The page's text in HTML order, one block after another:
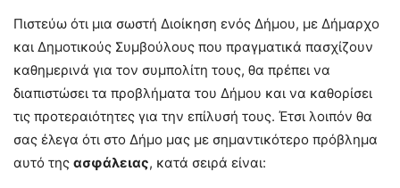
Πιστεύω ότι μια σωστή Διοίκηση ενός Δήμου, με Δήμαρχο
και Δημοτικούς Συμβούλους που πραγματικά πασχίζουν
καθημερινά για τον συμπολίτη τους, θα πρέπει να
διαπιστώσει τα προβλήματα του Δήμου και να καθορίσει
τις προτεραιότητες για την επίλυσή τους. Έτσι λοιπόν θα
σας έλεγα ότι στο Δήμο μας με σημαντικότερο πρόβλημα
αυτό της ασφάλειας, κατά σειρά είναι: